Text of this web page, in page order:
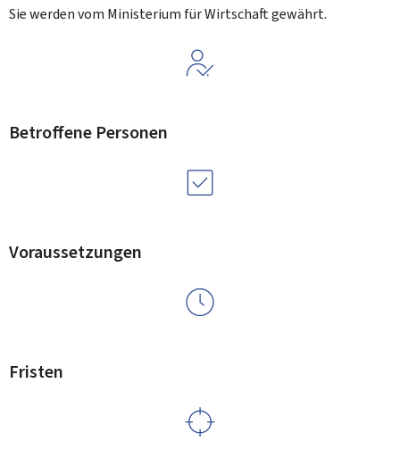
Sie werden vom Ministerium für Wirtschaft gewährt.
Betroffene Personen
Voraussetzungen
Fristen